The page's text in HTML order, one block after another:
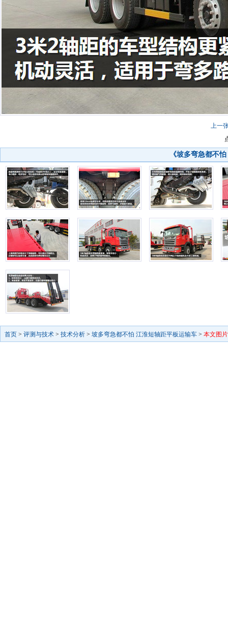
上一
《坡多弯急都不
首页 > 评测与技术 > 技术分析 > 坡多弯急都不怕 江淮短轴距平板运输车 > 本文图片